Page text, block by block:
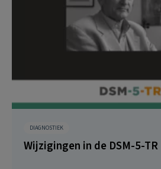
DIAGNOSTIEK
Wijzigingen in de DSM-5-TR